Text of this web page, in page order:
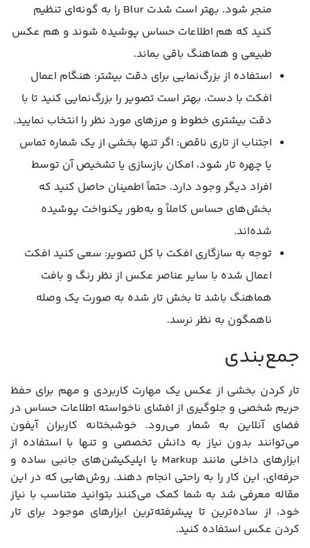
منجر شود. بهتر است شدت Blur را به گونه‌ای تنظیم
کنید که هم اطلاعات حساس پوشیده شوند و هم عکس
طبیعی و هماهنگ باقی بماند.
استفاده از بزرگ‌نمایی برای دقت بیشتر: هنگام اعمال
افکت با دست، بهتر است تصویر را بزرگ‌نمایی کنید تا با
دقت بیشتری خطوط و مرزهای مورد نظر را انتخاب نمایید.
اجتناب از تاری ناقص: اگر تنها بخشی از یک شماره تماس
یا چهره تار شود، امکان بازسازی یا تشخیص آن توسط
افراد دیگر وجود دارد. حتماً اطمینان حاصل کنید که
بخش‌های حساس کاملاً و به‌طور یکنواخت پوشیده
شده‌اند.
توجه به سازگاری افکت با کل تصویر: سعی کنید افکت
اعمال شده با سایر عناصر عکس از نظر رنگ و بافت
هماهنگ باشد تا بخش تار شده به صورت یک وصله
ناهمگون به نظر نرسد.
جمع‌بندی
تار کردن بخشی از عکس یک مهارت کاربردی و مهم برای حفظ
حریم شخصی و جلوگیری از افشای ناخواسته اطلاعات حساس در
فضای آنلاین به شمار می‌رود. خوشبختانه کاربران آیفون
می‌توانند بدون نیاز به دانش تخصصی و تنها با استفاده از
ابزارهای داخلی مانند Markup یا اپلیکیشن‌های جانبی ساده و
حرفه‌ای، این کار را به راحتی انجام دهند. روش‌هایی که در این
مقاله معرفی شد به شما کمک می‌کنند بتوانید متناسب با نیاز
خود، از ساده‌ترین تا پیشرفته‌ترین ابزارهای موجود برای تار
کردن عکس استفاده کنید.